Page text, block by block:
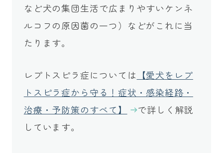
など犬の集団生活で広まりやすいケンネ
ルコフの原因菌の一つ）などがこれに当
たります。
レプトスピラ症については 【愛犬をレプ
トスピラ症から守る！症状・感染経路・
治療・予防策のすべて】
で詳しく解説
しています。